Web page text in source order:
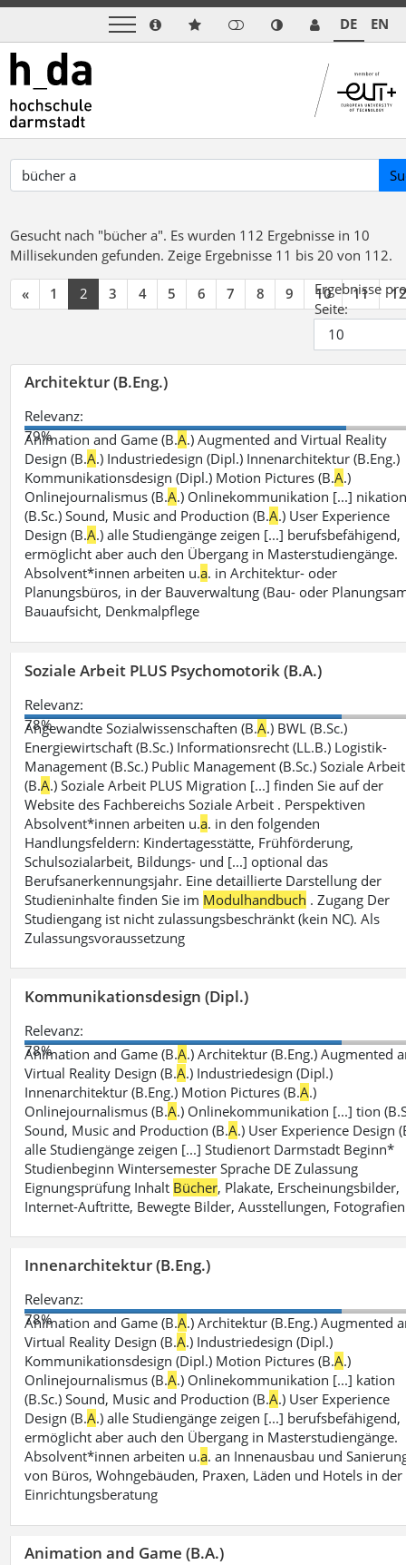
DE EN
Gesucht nach "bücher a". Es wurden 112 Ergebnisse in 10
Millisekunden gefunden.Zeige Ergebnisse 11 bis 20 von 112.
« 1 2 3 4 5 6 7 8 9 10 11 12
Ergebnisse pro
Seite:
Architektur (B.Eng.)
Relevanz:
79%
Animation and Game (B.A.) Augmented and Virtual Reality
Design (B.A.) Industriedesign (Dipl.) Innenarchitektur (B.Eng.)
Kommunikationsdesign (Dipl.) Motion Pictures (B.A.)
Onlinejournalismus (B.A.) Onlinekommunikation [...]
(B.Sc.) Sound, Music and Production (B.A.) User Experience
Design (B.A.) alle Studiengänge zeigen [...] berufsbefähigend,
ermöglicht aber auch den Übergang in Masterstudiengänge.
Absolvent*innen arbeiten u.a. in Architektur- oder
Planungsbüros, in der Bauverwaltung (Bau- oder
Bauaufsicht, Denkmalpflege
Soziale Arbeit PLUS Psychomotorik (B.A.)
Relevanz:
78%
Angewandte Sozialwissenschaften (B.A.) BWL (B.Sc.)
Energiewirtschaft (B.Sc.) Informationsrecht (LL.B.) Logistik-
Management (B.Sc.) Public Management (B.Sc.) Soziale Arbeit
(B.A.) Soziale Arbeit PLUS Migration [...] finden Sie auf der
Website des Fachbereichs Soziale Arbeit . Perspektiven
Absolvent*innen arbeiten u.a. in den folgenden
Handlungsfeldern: Kindertagesstätte, Frühförderung,
Schulsozialarbeit, Bildungs- und [...] optional das
Berufsanerkennungsjahr. Eine detaillierte Darstellung der
Studieninhalte finden Sie im Modulhandbuch . Zugang Der
Studiengang ist nicht zulassungsbeschränkt (kein NC). Als
Zulassungsvoraussetzung
Kommunikationsdesign (Dipl.)
Relevanz:
78%
Animation and Game (B.A.) Architektur (B.Eng.) Augmented
Virtual Reality Design (B.A.) Industriedesign (Dipl.)
Innenarchitektur (B.Eng.) Motion Pictures (B.A.)
Onlinejournalismus (B.A.) Onlinekommunikation [...] tion
Sound, Music and Production (B.A.) User Experience Design
alle Studiengänge zeigen [...] Studienort Darmstadt Beginn*
Studienbeginn Wintersemester Sprache DE Zulassung
Eignungsprüfung Inhalt Bücher, Plakate, Erscheinungsbilder,
Internet-Auftritte, Bewegte Bilder, Ausstellungen, Fotografien
Innenarchitektur (B.Eng.)
Relevanz:
78%
Animation and Game (B.A.) Architektur (B.Eng.) Augmented
Virtual Reality Design (B.A.) Industriedesign (Dipl.)
Kommunikationsdesign (Dipl.) Motion Pictures (B.A.)
Onlinejournalismus (B.A.) Onlinekommunikation [...] kation
(B.Sc.) Sound, Music and Production (B.A.) User Experience
Design (B.A.) alle Studiengänge zeigen [...] berufsbefähigend,
ermöglicht aber auch den Übergang in Masterstudiengänge.
Absolvent*innen arbeiten u.a. an Innenausbau und
von Büros, Wohngebäuden, Praxen, Läden und Hotels in der
Einrichtungsberatung
Animation and Game (B.A.)